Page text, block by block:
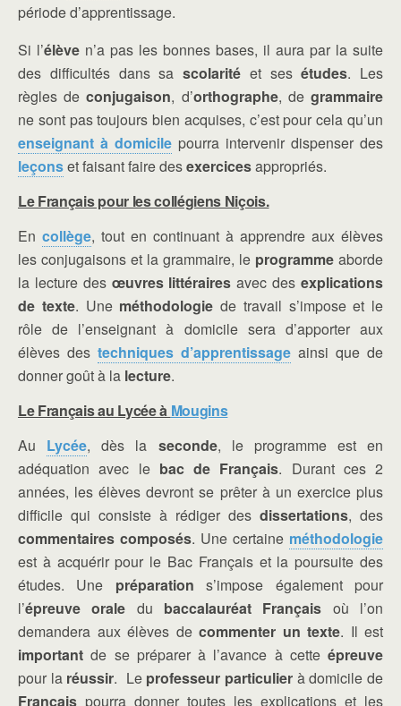
période d’apprentissage.
Si l’élève n’a pas les bonnes bases, il aura par la suite
des difficultés dans sa scolarité et sesétudes. Les
règles deconjugaison, d’orthographe, degrammaire
ne sont pas toujours bien acquises, c’est pour cela qu’un
enseignant à domicile pourra intervenir dispenser des
leçonset faisant faire desexercicesappropriés.
Le Français pour les collégiens Niçois.
En collège, tout en continuant à apprendre aux élèves
les conjugaisons et la grammaire, le programme aborde
la lecture des œuvres littéraires avec desexplications
de texte. Une méthodologie de travail s’impose et le
rôle de l’enseignant à domicile sera d’apporter aux
élèves des techniques d’apprentissage ainsi que de
donner goût à la lecture.
Le Français au Lycée à Mougins
Au Lycée, dès la seconde, le programme est en
adéquation avec le bac de Français. Durant ces 2
années, les élèves devront se prêter à un exercice plus
difficile qui consiste à rédiger des dissertations, des
commentaires composés. Une certaine méthodologie
est à acquérir pour le Bac Français et la poursuite des
études. Une préparation s’impose également pour
l’épreuve orale du baccalauréat Français où l’on
demandera aux élèves de commenter un texte. Il est
important de se préparer à l’avance à cette épreuve
pour la réussir. Le professeur particulier à domicile de
Français pourra donner toutes les explications et les